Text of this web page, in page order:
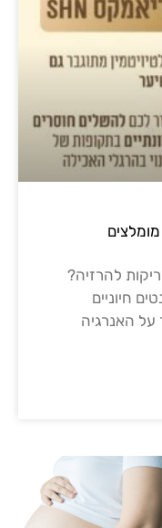
להרזיה?
חיוניים
על האנרגיה